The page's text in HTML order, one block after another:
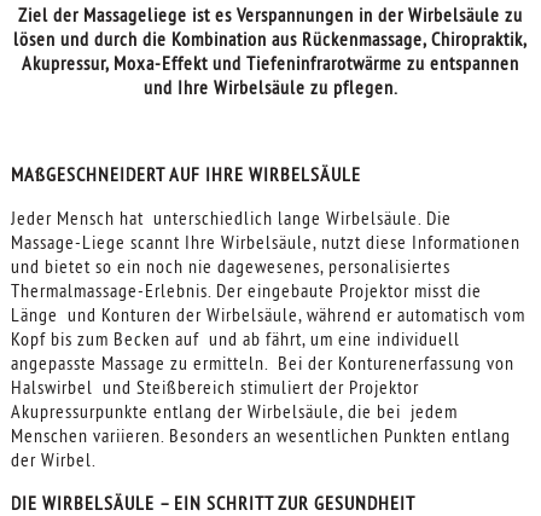
Ziel der Massageliege ist es Verspannungen in der Wirbelsäule zu
lösen und durch die Kombination aus Rückenmassage, Chiropraktik,
Akupressur, Moxa-Effekt und Tiefeninfrarotwärme zu entspannen
und Ihre Wirbelsäule zu pflegen.
MAßGESCHNEIDERT AUF IHRE WIRBELSÄULE
Jeder Mensch hat unterschiedlich lange Wirbelsäule. Die
Massage-Liege scannt Ihre Wirbelsäule, nutzt diese Informationen
und bietet so ein noch nie dagewesenes, personalisiertes
Thermalmassage-Erlebnis. Der eingebaute Projektor misst die
Länge und Konturen der Wirbelsäule, während er automatisch vom
Kopf bis zum Becken auf und ab fährt, um eine individuell
angepasste Massage zu ermitteln. Bei der Konturenerfassung von
Halswirbel und Steißbereich stimuliert der Projektor
Akupressurpunkte entlang der Wirbelsäule, die bei jedem
Menschen variieren. Besonders an wesentlichen Punkten entlang
der Wirbel.
DIE WIRBELSÄULE – EIN SCHRITT ZUR GESUNDHEIT